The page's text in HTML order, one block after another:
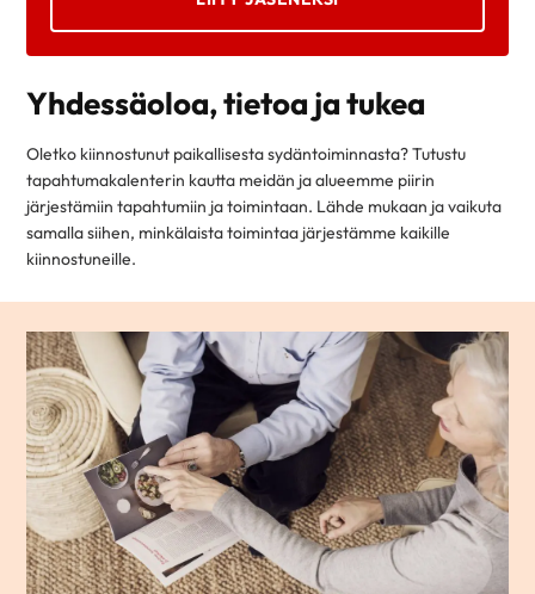
Yhdessäoloa, tietoa ja tukea
Oletko kiinnostunut paikallisesta sydäntoiminnasta? Tutustu
tapahtumakalenterin kautta meidän ja alueemme piirin
järjestämiin tapahtumiin ja toimintaan. Lähde mukaan ja vaikuta
samalla siihen, minkälaista toimintaa järjestämme kaikille
kiinnostuneille.